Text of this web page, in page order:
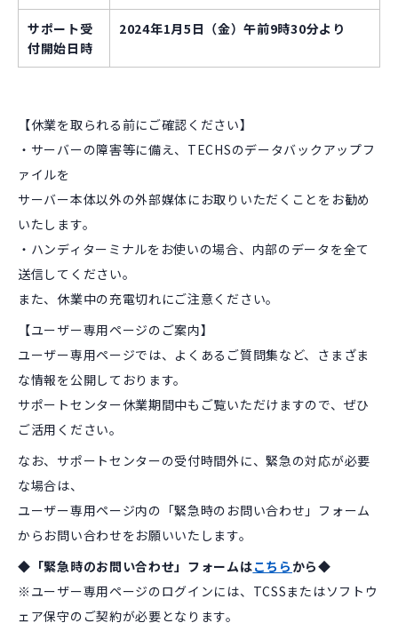
サポート受
付開始日時
2024年1月5日（金）午前9時30分より
【休業を取られる前にご確認ください】
・サーバーの障害等に備え、TECHSのデータバックアップフ
ァイルを
サーバー本体以外の外部媒体にお取りいただくことをお勧め
いたします。
・ハンディターミナルをお使いの場合、内部のデータを全て
送信してください。
また、休業中の充電切れにご注意ください。
【ユーザー専用ページのご案内】
ユーザー専用ページでは、よくあるご質問集など、さまざま
な情報を公開しております。
サポートセンター休業期間中もご覧いただけますので、ぜひ
ご活用ください。
なお、サポートセンターの受付時間外に、緊急の対応が必要
な場合は、
ユーザー専用ページ内の「緊急時のお問い合わせ」フォーム
からお問い合わせをお願いいたします。
◆「緊急時のお問い合わせ」フォームはこちら から◆
※ユーザー専用ページのログインには、TCSSまたはソフトウ
ェア保守のご契約が必要となります。